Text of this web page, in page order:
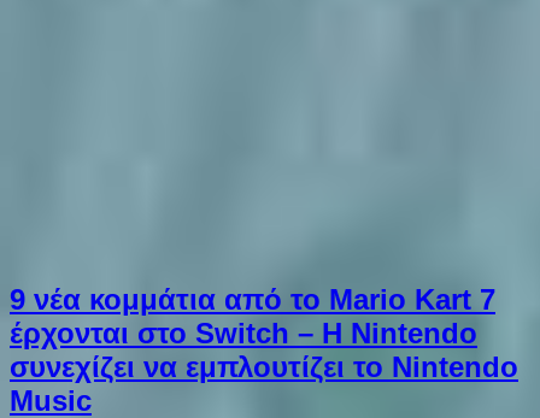
9 νέα κομμάτια από το Mario Kart 7
έρχονται στο Switch – Η Nintendo
συνεχίζει να εμπλουτίζει το Nintendo
Music